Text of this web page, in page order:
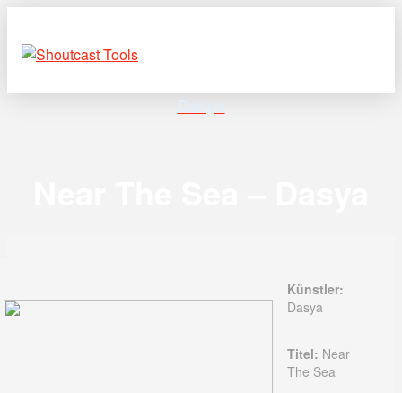
Dasya
Künstler:
Dasya
Titel: Near
The Sea